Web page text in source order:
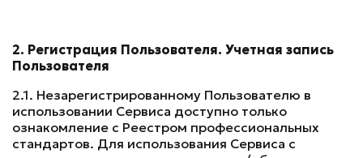
2. Регистрация Пользователя. Учетная запись
Пользователя
2.1. Незарегистрированному Пользователю в
использовании Сервиса доступно только
ознакомление с Реестром профессиональных
стандартов. Для использования Сервиса с